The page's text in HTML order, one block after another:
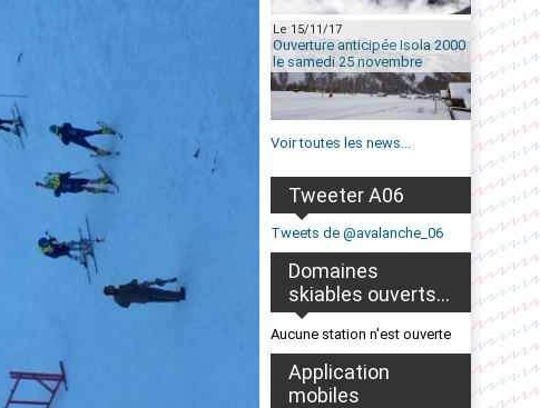
Le 15/11/17
Ouverture anticipée Isola 2000
le samedi 25 novembre
Voir toutes les news...
Tweeter A06
Tweets de @avalanche_06
Domaines
skiables ouverts...
Aucune station n'est ouverte
Application
mobiles